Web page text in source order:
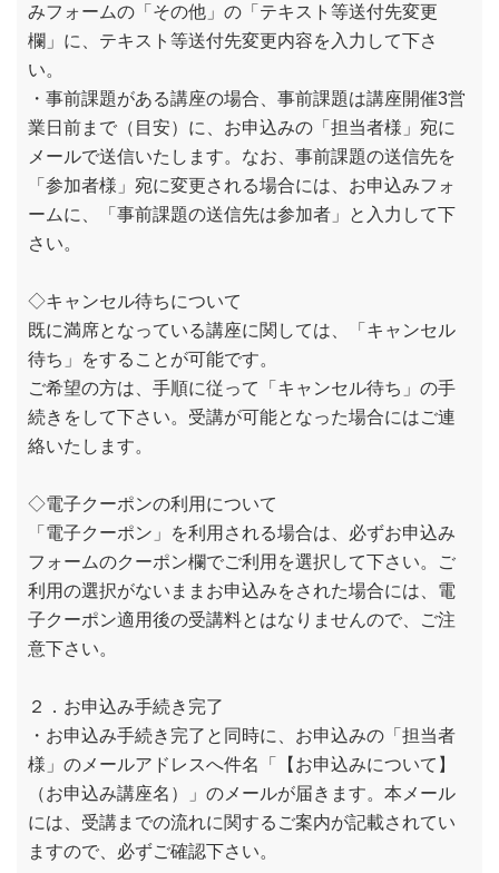
みフォームの「その他」の「テキスト等送付先変更
欄」に、テキスト等送付先変更内容を入力して下さ
い。
・事前課題がある講座の場合、事前課題は講座開催3営
業日前まで（目安）に、お申込みの「担当者様」宛に
メールで送信いたします。なお、事前課題の送信先を
「参加者様」宛に変更される場合には、お申込みフォ
ームに、「事前課題の送信先は参加者」と入力して下
さい。
◇キャンセル待ちについて
既に満席となっている講座に関しては、「キャンセル
待ち」をすることが可能です。
ご希望の方は、手順に従って「キャンセル待ち」の手
続きをして下さい。受講が可能となった場合にはご連
絡いたします。
◇電子クーポンの利用について
「電子クーポン」を利用される場合は、必ずお申込み
フォームのクーポン欄でご利用を選択して下さい。ご
利用の選択がないままお申込みをされた場合には、電
子クーポン適用後の受講料とはなりませんので、ご注
意下さい。
２．お申込み手続き完了
・お申込み手続き完了と同時に、お申込みの「担当者
様」のメールアドレスへ件名「【お申込みについて】
（お申込み講座名）」のメールが届きます。本メール
には、受講までの流れに関するご案内が記載されてい
ますので、必ずご確認下さい。